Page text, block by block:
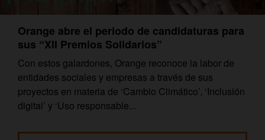
Orange abre el periodo de candidaturas para
sus “XII Premios Solidarios”
Con estos galardones, Orange reconoce la labor de
entidades sociales y empresas a través de sus
proyectos en materia de ‘Cambio Climático’, ‘Inclusión
digital’ y ‘Uso responsable...